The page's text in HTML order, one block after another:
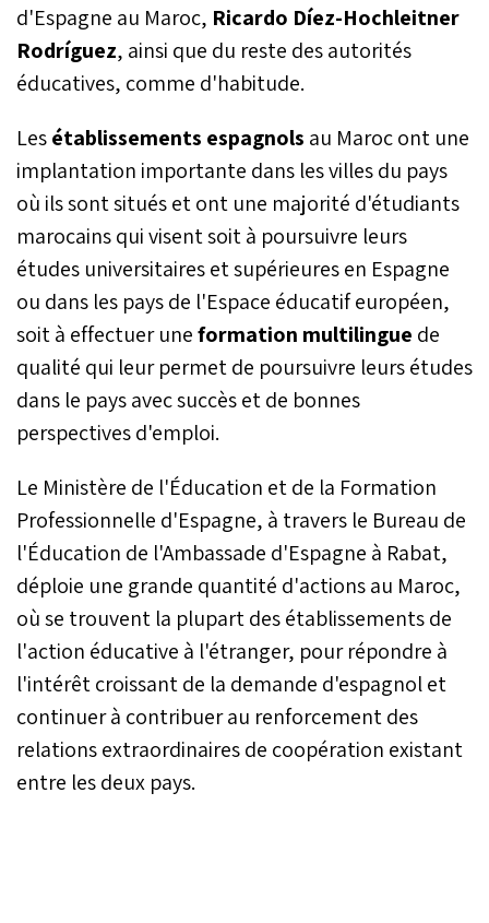
d'Espagne au Maroc, Ricardo Díez-Hochleitner
Rodríguez, ainsi que du reste des autorités
éducatives, comme d'habitude.
Lesétablissements espagnols au Maroc ont une
implantation importante dans les villes du pays
où ils sont situés et ont une majorité d'étudiants
marocains qui visent soit à poursuivre leurs
études universitaires et supérieures en Espagne
ou dans les pays de l'Espace éducatif européen,
soit à effectuer uneformation multilingue de
qualité qui leur permet de poursuivre leurs études
dans le pays avec succès et de bonnes
perspectives d'emploi.
Le Ministère de l'Éducation et de la Formation
Professionnelle d'Espagne, à travers le Bureau de
l'Éducation de l'Ambassade d'Espagne à Rabat,
déploie une grande quantité d'actions au Maroc,
où se trouvent la plupart des établissements de
l'action éducative à l'étranger, pour répondre à
l'intérêt croissant de la demande d'espagnol et
continuer à contribuer au renforcement des
relations extraordinaires de coopération existant
entre les deux pays.